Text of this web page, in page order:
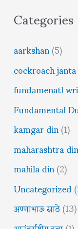
Categories
aarkshan(5)
cockroach
fundamenatl
Fundamental
kamgar din(1)
maharashtra din
mahila din(2)
Uncategorized
अण्णाभाऊ साठे(13)